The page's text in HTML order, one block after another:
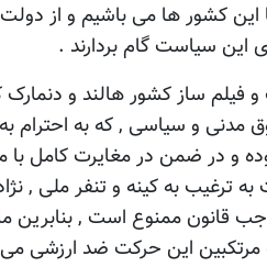
این کشور ها می باشیم و از
سیاست گام بردارند .
و فیلم ساز کشور هالند و
مدنی و سیاسی , که به
و در ضمن در مغایرت کامل
ترغیب به کینه و تنفر ملی ,
قانون ممنوع است , بنابرین
این حرکت ضد ارزشی